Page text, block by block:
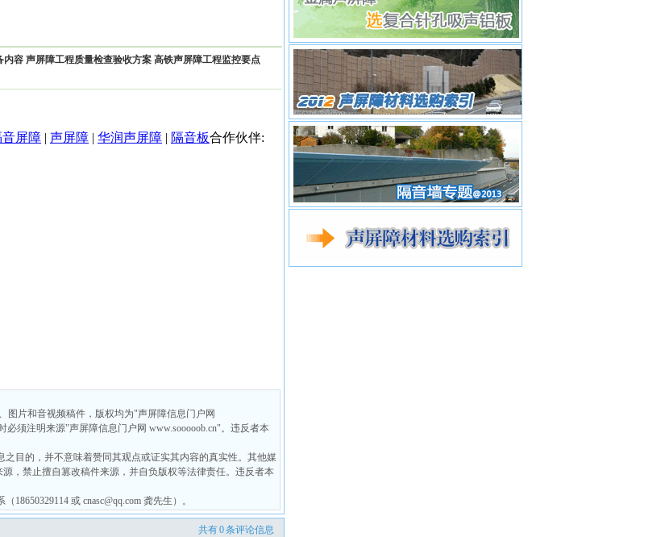
内容 声屏障工程质量检查验收方案 高铁声屏障工程监控要点
图片和音视频稿件，版权均为"声屏障信息门户网
须注明来源"声屏障信息门户网 www.sooooob.cn"。违反者本
目的，并不意味着赞同其观点或证实其内容的真实性。其他媒
，禁止擅自篡改稿件来源，并自负版权等法律责任。违反者本
或 cnasc@qq.com 龚先生）。
共有0条评论信息